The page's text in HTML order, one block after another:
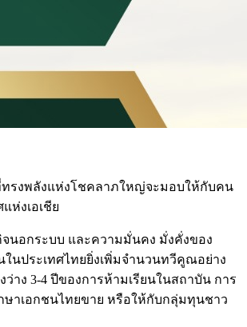
ทรงพลังแห่งโชคลาภใหญ่จะมอบให้กับคน
ห่งเอเชีย
นอกระบบ และความมั่นคง มั่งคั่งของ
นประเทศไทยยิ่งเพิ่มจำนวนทวีคูณอย่าง
าง 3-4 ปีของการห้ามเรียนในสถาบัน การ
ษาเอกชนไทยขาย หรือให้กับกลุ่มทุนชาว